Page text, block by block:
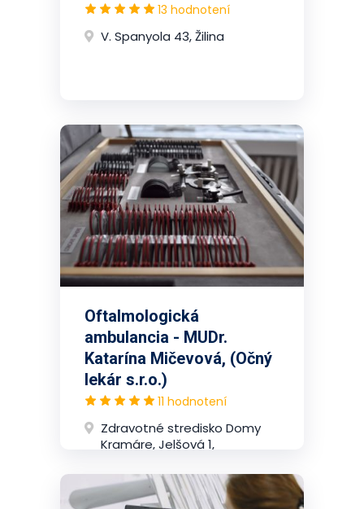
13 hodnotení
V. Spanyola 43, Žilina
Oftalmologická
ambulancia - MUDr.
Katarína Mičevová, (Očný
lekár s.r.o.)
11 hodnotení
Zdravotné stredisko Domy
Kramáre, Jelšová 1,
(Bratislava)